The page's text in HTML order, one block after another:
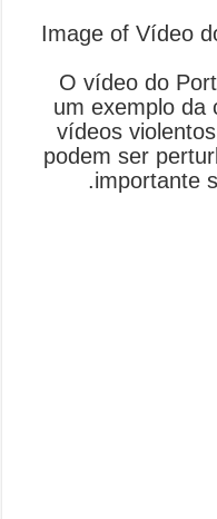
[Image of Vídeo
O vídeo do
um exemplo da
vídeos
podem ser
importante